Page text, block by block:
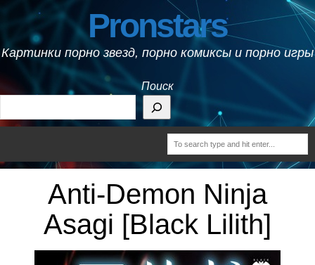
Pronstars
Картинки порно звезд, порно комиксы и порно игры
Поиск
Anti-Demon Ninja
Asagi [Black Lilith]